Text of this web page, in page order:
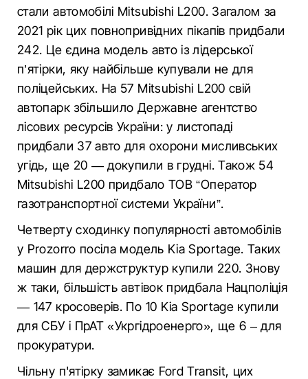
стали автомобілі Mitsubishi L200. Загалом за
2021 рік цих повнопривідних пікапів придбали
242. Це єдина модель авто із лідерської
п’ятірки, яку найбільше купували не для
поліцейських. На 57 Mitsubishi L200 свій
автопарк збільшило Державне агентство
лісових ресурсів України: у листопаді
придбали 37 авто для охорони мисливських
угідь, ще 20 — докупили в грудні. Також 54
Mitsubishi L200 придбало ТОВ “Оператор
газотранспортної системи України”.
Четверту сходинку популярності автомобілів
у Prozorro посіла модель Kia Sportage. Таких
машин для держструктур купили 220. Знову
ж таки, більшість автівок придбала Нацполіція
— 147 кросоверів. По 10 Kia Sportage купили
для СБУ і ПрАТ «Укргідроенерго», ще 6 – для
прокуратури.
Чільну п'ятірку замикає Ford Transit, цих